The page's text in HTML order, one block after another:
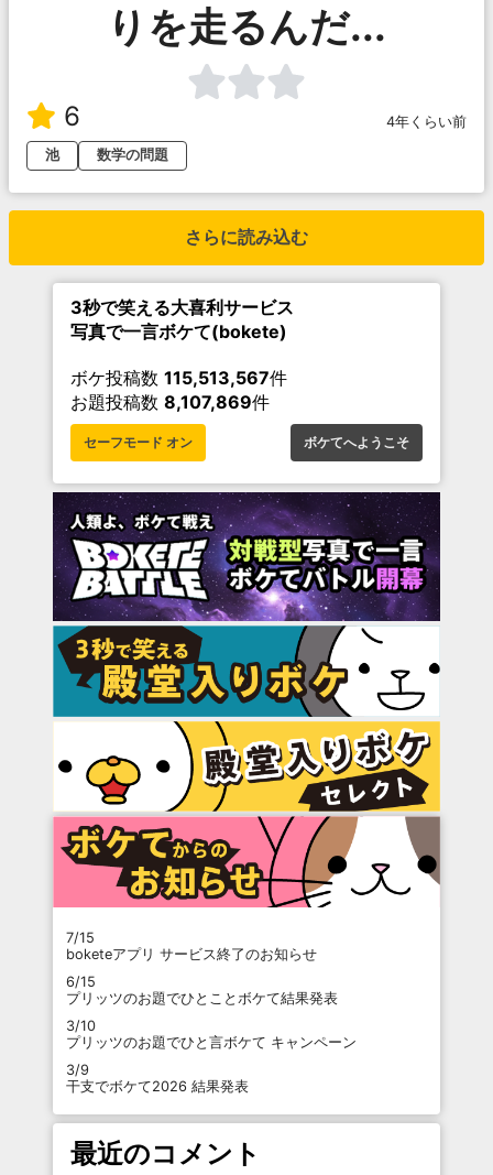
りを走るんだ...
6
4年くらい前
池
数学の問題
さらに読み込む
3秒で笑える大喜利サービス
写真で一言ボケて(bokete)
ボケ投稿数 115,513,567件
お題投稿数 8,107,869件
セーフモード オン ボケてへようこそ
7/15
boketeアプリ サービス終了のお知らせ
6/15
プリッツのお題でひとことボケて結果発表
3/10
プリッツのお題でひと言ボケて キャンペーン
3/9
干支でボケて2026 結果発表
最近のコメント